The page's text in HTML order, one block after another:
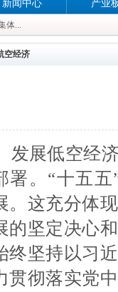
体...
体...
体...
体...
新闻中心 产业
空经济
发展低空经
署。 “十五
。这充分体
的坚定决心
终坚持以习
贯彻落实党